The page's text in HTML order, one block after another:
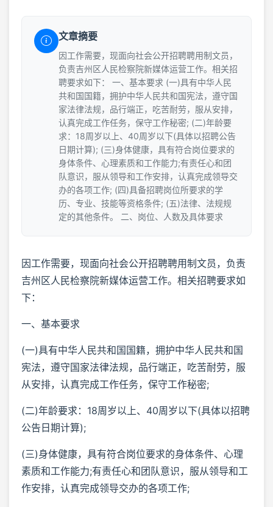
文章摘要
因工作需要，现面向社会公开招聘聘用制文员，
负责吉州区人民检察院新媒体运营工作。相关招
聘要求如下： 一、基本要求 (一)具有中华人民
共和国国籍，拥护中华人民共和国宪法，遵守国
家法律法规，品行端正，吃苦耐劳，服从安排，
认真完成工作任务，保守工作秘密; (二)年龄要
求：18周岁以上、40周岁以下(具体以招聘公告
日期计算); (三)身体健康，具有符合岗位要求的
身体条件、心理素质和工作能力;有责任心和团
队意识，服从领导和工作安排，认真完成领导交
办的各项工作; (四)具备招聘岗位所要求的学
历、专业、技能等资格条件; (五)法律、法规规
定的其他条件。 二、岗位、人数及具体要求
因工作需要，现面向社会公开招聘聘用制文员，负责
吉州区人民检察院新媒体运营工作。相关招聘要求如
下：
一、基本要求
(一)具有中华人民共和国国籍，拥护中华人民共和国
宪法，遵守国家法律法规，品行端正，吃苦耐劳，服
从安排，认真完成工作任务，保守工作秘密;
(二)年龄要求：18周岁以上、40周岁以下(具体以招聘
公告日期计算);
(三)身体健康，具有符合岗位要求的身体条件、心理
素质和工作能力;有责任心和团队意识，服从领导和工
作安排，认真完成领导交办的各项工作;